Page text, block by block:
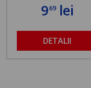
969lei
DETALII